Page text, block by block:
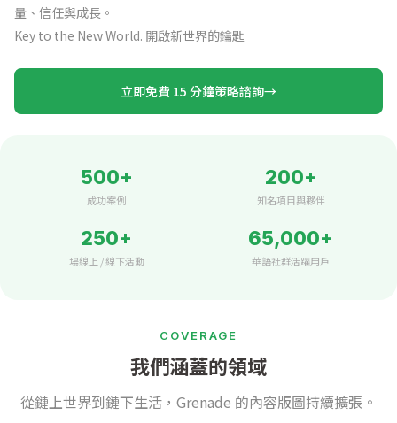
量、信任與成長。
Key to the New World. 開啟新世界的鑰匙
立即免費 15 分鐘策略諮詢→
500+
成功案例
200+
知名項目與夥伴
250+
場線上 / 線下活動
65,000+
華語社群活躍用戶
COVERAGE
我們涵蓋的領域
從鏈上世界到鏈下生活，Grenade 的內容版圖持續擴張。